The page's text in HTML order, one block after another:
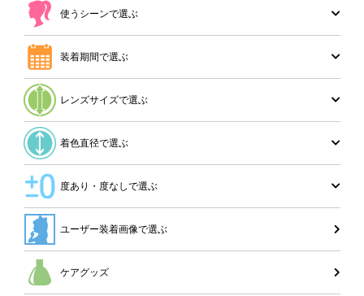
使うシーンで選ぶ
装着期間で選ぶ
レンズサイズで選ぶ
着色直径で選ぶ
度あり・度なしで選ぶ
ユーザー装着画像で選ぶ
ケアグッズ